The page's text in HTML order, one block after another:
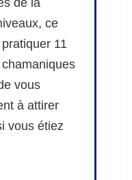
de la
ce
11
vous
à attirer
vous étiez